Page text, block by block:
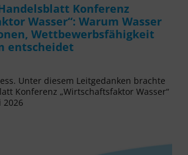
Konferenz
Wasser“: Warum Wasser
Wettbewerbsfähigkeit
entscheidet
Unter diesem Leitgedanken brachte
Konferenz „Wirtschaftsfaktor Wasser“
2026